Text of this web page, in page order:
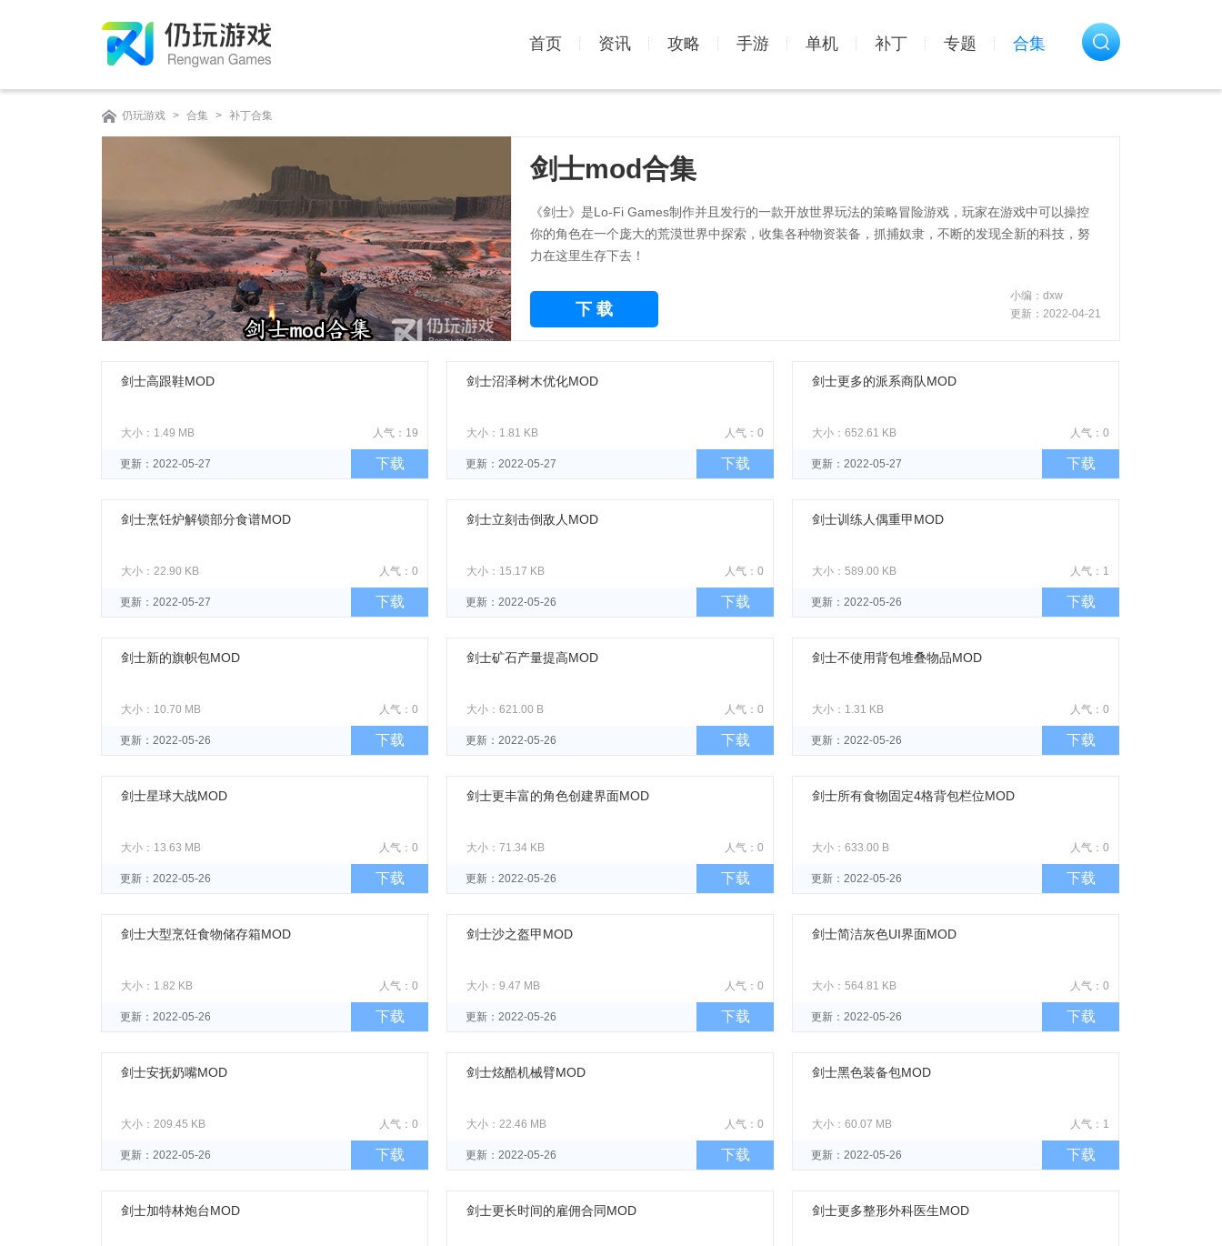
首页 资讯 攻略 手游 单机 补丁 专题 合集
仍玩游戏 > 合集 > 补丁合集
剑士mod合集
《剑士》是Lo-Fi Games制作并且发行的一款开放世界玩法的策略冒险游戏，玩家在游戏中可以操控
你的角色在一个庞大的荒漠世界中探索，收集各种物资装备，抓捕奴隶，不断的发现全新的科技，努
力在这里生存下去！
小编：dxw
更新：2022-04-21
下 载
剑士高跟鞋MOD
人气：19
大小：1.49 MB
下载
更新：2022-05-27
剑士沼泽树木优化MOD
人气：0
大小：1.81 KB
下载
更新：2022-05-27
剑士更多的派系商队MOD
人气：0
大小：652.61 KB
下载
更新：2022-05-27
剑士烹饪炉解锁部分食谱MOD
人气：0
大小：22.90 KB
下载
更新：2022-05-27
剑士立刻击倒敌人MOD
人气：0
大小：15.17 KB
下载
更新：2022-05-26
剑士训练人偶重甲MOD
人气：1
大小：589.00 KB
下载
更新：2022-05-26
剑士新的旗帜包MOD
人气：0
大小：10.70 MB
下载
更新：2022-05-26
剑士矿石产量提高MOD
人气：0
大小：621.00 B
下载
更新：2022-05-26
剑士不使用背包堆叠物品MOD
人气：0
大小：1.31 KB
下载
更新：2022-05-26
剑士星球大战MOD
人气：0
大小：13.63 MB
下载
更新：2022-05-26
剑士更丰富的角色创建界面MOD
人气：0
大小：71.34 KB
下载
更新：2022-05-26
剑士所有食物固定4格背包栏位MOD
人气：0
大小：633.00 B
下载
更新：2022-05-26
剑士大型烹饪食物储存箱MOD
人气：0
大小：1.82 KB
下载
更新：2022-05-26
剑士沙之盔甲MOD
人气：0
大小：9.47 MB
下载
更新：2022-05-26
剑士简洁灰色UI界面MOD
人气：0
大小：564.81 KB
下载
更新：2022-05-26
剑士安抚奶嘴MOD
人气：0
大小：209.45 KB
下载
更新：2022-05-26
剑士炫酷机械臂MOD
人气：0
大小：22.46 MB
下载
更新：2022-05-26
剑士黑色装备包MOD
人气：1
大小：60.07 MB
下载
更新：2022-05-26
剑士加特林炮台MOD 剑士更长时间的雇佣合同MOD 剑士更多整形外科医生MOD